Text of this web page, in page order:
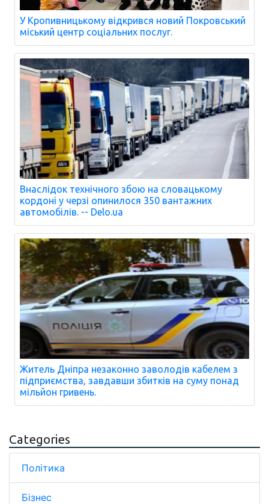
У Кропивницькому відкрився новий Покровський
міський центр соціальних послуг.
Внаслідок технічного збою на словацькому
кордоні у черзі опинилося 350 вантажних
автомобілів. -- Delo.ua
Житель Дніпра незаконно заволодів кабелем з
підприємства, завдавши збитків на суму понад
мільйон гривень.
Categories
Політика
Бізнес